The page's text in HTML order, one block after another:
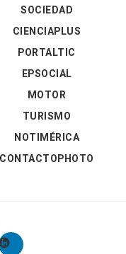
SOCIEDAD
CIENCIAPLUS
PORTALTIC
EPSOCIAL
MOTOR
TURISMO
NOTIMÉRICA
CONTACTOPHOTO